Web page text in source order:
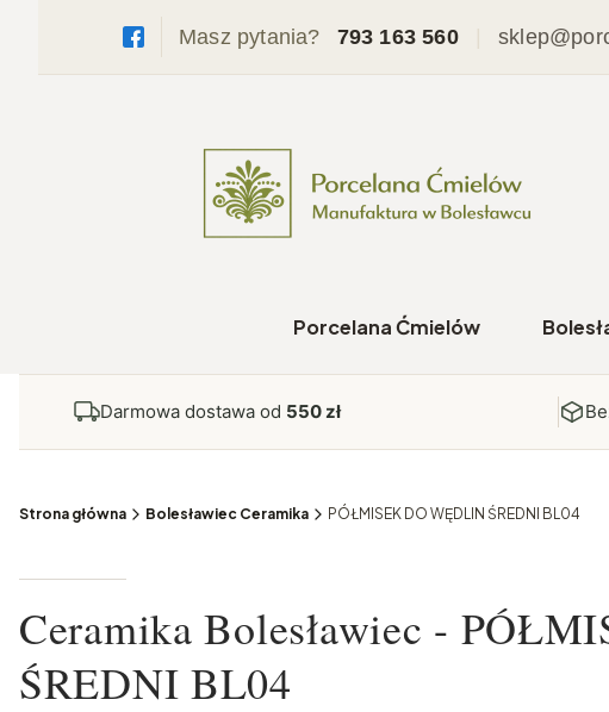
Masz pytania? 793 163 560
Porcelana Ćmielów
Darmowa dostawa od 550 zł
Strona główna Bolesławiec Ceramika PÓŁMISEK DO WĘDLIN ŚREDNI BL04
Ceramika Bolesławiec -
ŚREDNI BL04